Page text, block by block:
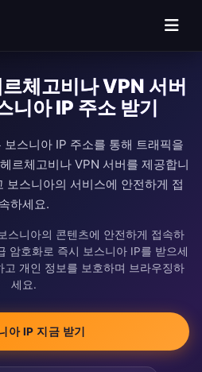
체고비나 VPN 서버
아 IP 주소 받기
스니아 IP 주소를 통해 트래픽을
르체고비나 VPN 서버를 제공합니
보스니아의 서비스에 안전하게 접
속하세요.
스니아의 콘텐츠에 안전하게 접속하
암호화로 즉시 보스니아 IP를 받으세
고 개인 정보를 보호하며 브라우징하
세요.
아 IP 지금 받기